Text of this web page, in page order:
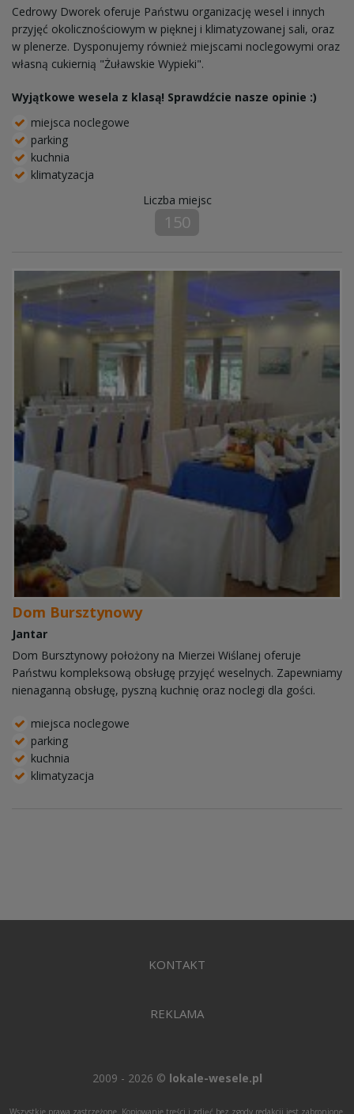
Cedrowy Dworek oferuje Państwu organizację wesel i innych
przyjęć okolicznościowym w pięknej i klimatyzowanej sali, oraz
w plenerze. Dysponujemy również miejscami noclegowymi oraz
własną cukiernią "Żuławskie Wypieki".
Wyjątkowe wesela z klasą! Sprawdźcie nasze opinie :)
miejsca noclegowe
parking
kuchnia
klimatyzacja
Liczba miejsc
150
Dom Bursztynowy
Jantar
Dom Bursztynowy położony na Mierzei Wiślanej oferuje
Państwu kompleksową obsługę przyjęć weselnych. Zapewniamy
nienaganną obsługę, pyszną kuchnię oraz noclegi dla gości.
miejsca noclegowe
parking
kuchnia
klimatyzacja
KONTAKT
REKLAMA
2009 - 2026 © lokale-wesele.pl
Wszystkie prawa zastrzeżone. Kopiowanie treści i zdjęć bez zgody redakcji jest zabronione.